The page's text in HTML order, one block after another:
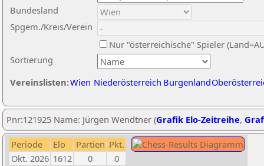
Sortierung
Bundesland
Spgem./Kreis/Verein
Nur "österreichische" Spieler
Vereinslisten:Wien Niederösterreich Burgenland
Pnr:121925 Name: Jürgen Wendtner (Grafik Elo-Zeitreihe,
Periode Elo Partien Pkt.
Okt. 2026 1612 0
0